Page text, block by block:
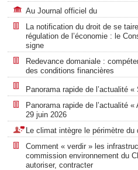
Au Journal officiel du
La notification du droit de se
régulation de l’économie : le
signe
Redevance domaniale :
des conditions financières
Panorama rapide de l’actualité «
Panorama rapide de l’actualité
29 juin 2026
Le climat intègre le périmètre
Comment « verdir » les
commission environnement du
autoriser, contracter